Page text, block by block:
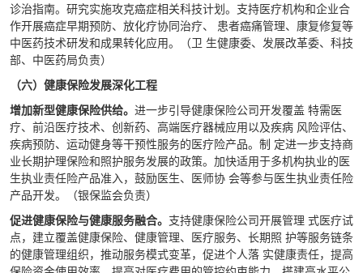
诊治指南。研究实施攻克癌症相关科技计划。支持医疗机构和企业合
作开展癌症早期预防、放化疗协同治疗、 患者癌痛管理、康复修复等
中医药技术研发和成果转化应用。（卫 生健康委、发展改革委、科技
部、中医药局负责）
（六）健康保险发展深化工程
增加新型健康保险供给。 进一步引导健康保险公司开发覆盖 特需医
疗、前沿医疗技术、创新药、高端医疗器械应用以及疾病 风险评估、
疾病预防、运动健身等干预性服务的医疗险产品。制 定进一步支持商
业长期护理保险和照护服务发展的政策。加快适用于多机构执业的医
生执业责任险产品准入，鼓励医生、医师协 会等参与医生执业责任险
产品开发。（银保监会负责）
促进健康保险与健康服务融合。 支持健康保险公司开展管理 式医疗试
点，建立覆盖健康保险、健康管理、医疗服务、长期照 护等服务链条
的健康管理组织，推动服务模式变革，促进个人落 实健康责任，提高